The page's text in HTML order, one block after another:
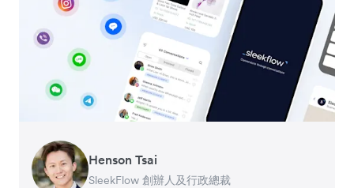
Henson Tsai
SleekFlow 創辦人及行政總裁
Tomy Wu
MyiCellar 共同創辦人